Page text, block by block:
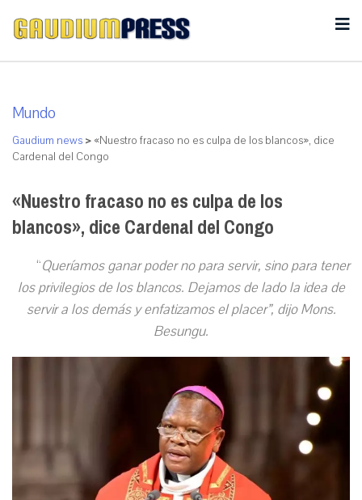
Mundo
Gaudium news > «Nuestro fracaso no es culpa de los blancos», dice
Cardenal del Congo
«Nuestro fracaso no es culpa de los
blancos», dice Cardenal del Congo
“Queríamos ganar poder no para servir, sino para tener
los privilegios de los blancos. Dejamos de lado la idea de
servir a los demás y enfatizamos el placer”, dijo Mons.
Besungu.